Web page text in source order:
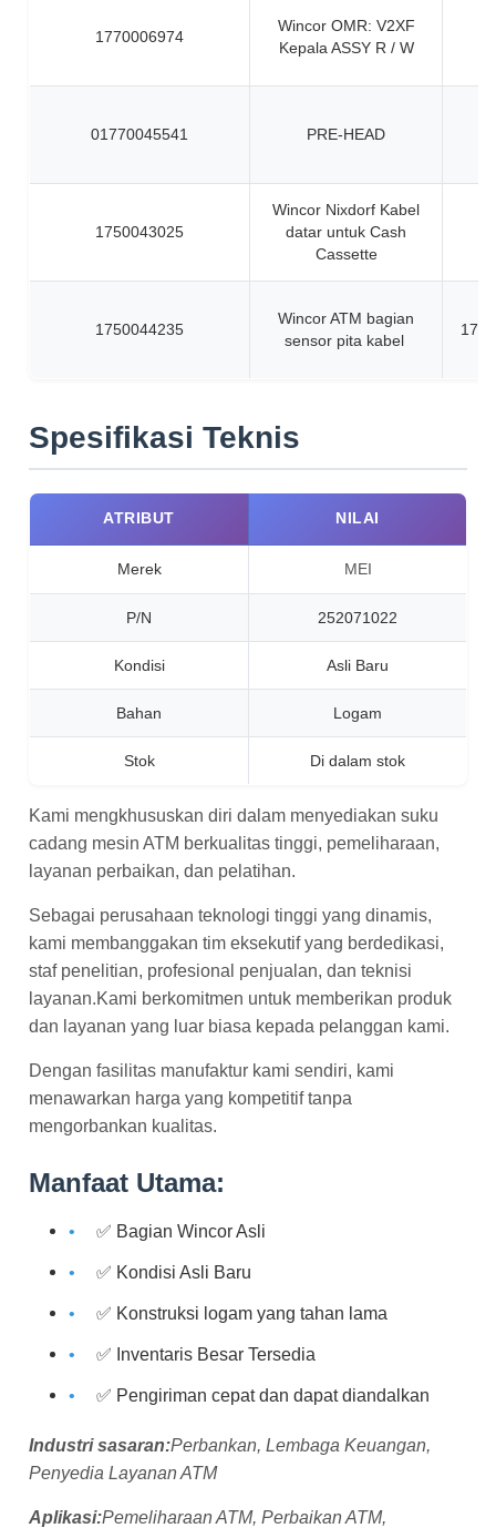
1770006974
Wincor OMR: V2XF
Kepala ASSY R / W
01770045541 PRE-HEAD
1750043025
Wincor Nixdorf Kabel
datar untuk Cash
Cassette
1750044235
Wincor ATM bagian
sensor pita kabel
Spesifikasi Teknis
ATRIBUT NILAI
Merek MEI
P/N 252071022
Kondisi Asli Baru
Bahan Logam
Stok Di dalam stok
Kami mengkhususkan diri dalam menyediakan suku
cadang mesin ATM berkualitas tinggi, pemeliharaan,
layanan perbaikan, dan pelatihan.
Sebagai perusahaan teknologi tinggi yang dinamis,
kami membanggakan tim eksekutif yang berdedikasi,
staf penelitian, profesional penjualan, dan teknisi
layanan.Kami berkomitmen untuk memberikan produk
dan layanan yang luar biasa kepada pelanggan kami.
Dengan fasilitas manufaktur kami sendiri, kami
menawarkan harga yang kompetitif tanpa
mengorbankan kualitas.
Manfaat Utama:
✅ Bagian Wincor Asli
✅ Kondisi Asli Baru
✅ Konstruksi logam yang tahan lama
✅ Inventaris Besar Tersedia
✅ Pengiriman cepat dan dapat diandalkan
Industri sasaran:Perbankan, Lembaga Keuangan,
Penyedia Layanan ATM
Aplikasi:Pemeliharaan ATM, Perbaikan ATM,